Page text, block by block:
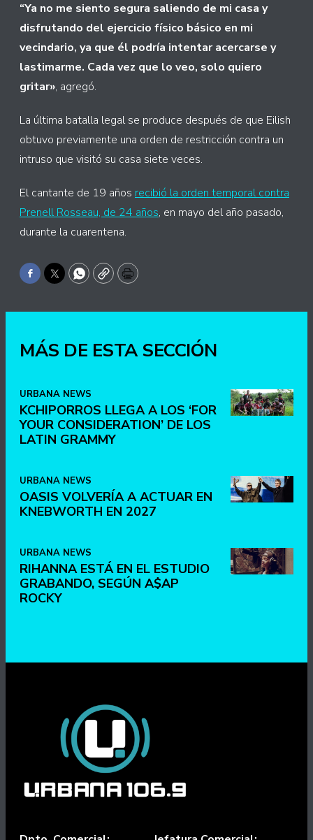
“Ya no me siento segura saliendo de mi casa y
disfrutando del ejercicio físico básico en mi
vecindario, ya que él podría intentar acercarse y
lastimarme. Cada vez que lo veo, solo quiero
gritar», agregó.
La última batalla legal se produce después de que Eilish
obtuvo previamente una orden de restricción contra un
intruso que visitó su casa siete veces.
El cantante de 19 años recibió la orden temporal contra
Prenell Rosseau, de 24 años, en mayo del año pasado,
durante la cuarentena.
Facebook
TwitterWhatsApp
CopyPrint
MÁS DE ESTA SECCIÓN
URBANA NEWS
KCHIPORROS LLEGA A LOS ‘FOR
YOUR CONSIDERATION’ DE LOS
LATIN GRAMMY
URBANA NEWS
OASIS VOLVERÍA A ACTUAR EN
KNEBWORTH EN 2027
URBANA NEWS
RIHANNA ESTÁ EN EL ESTUDIO
GRABANDO, SEGÚN A$AP
ROCKY